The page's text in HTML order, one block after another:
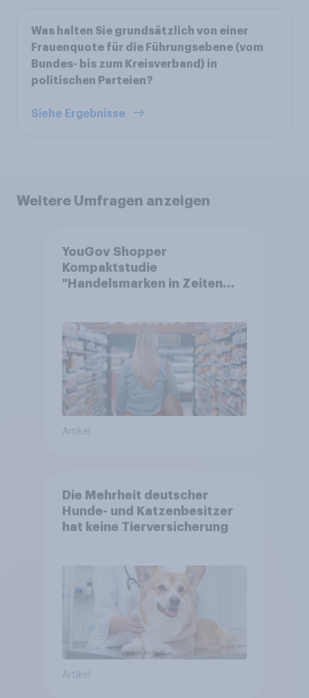
Was halten Sie grundsätzlich von einer
Frauenquote für die Führungsebene (vom
Bundes- bis zum Kreisverband) in
politischen Parteien?
Siehe Ergebnisse
Weitere Umfragen anzeigen
YouGov Shopper
Kompaktstudie
"Handelsmarken in Zeiten
Artikel
Die Mehrheit deutscher
Hunde- und Katzenbesitzer
hat keine Tierversicherung
Artikel